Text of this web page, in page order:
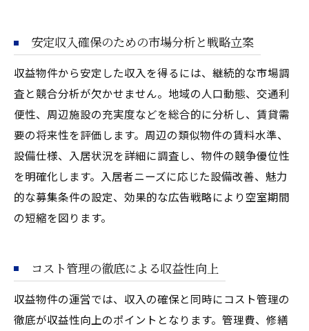
安定収入確保のための市場分析と戦略立案
収益物件から安定した収入を得るには、継続的な市場調
査と競合分析が欠かせません。地域の人口動態、交通利
便性、周辺施設の充実度などを総合的に分析し、賃貸需
要の将来性を評価します。周辺の類似物件の賃料水準、
設備仕様、入居状況を詳細に調査し、物件の競争優位性
を明確化します。入居者ニーズに応じた設備改善、魅力
的な募集条件の設定、効果的な広告戦略により空室期間
の短縮を図ります。
コスト管理の徹底による収益性向上
収益物件の運営では、収入の確保と同時にコスト管理の
徹底が収益性向上のポイントとなります。管理費、修繕